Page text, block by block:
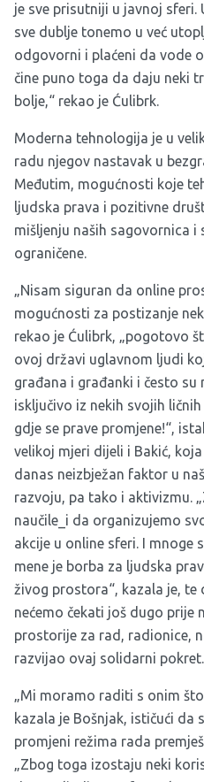
je sve prisutniji u javnoj
sve dublje tonemo u već
odgovorni i plaćeni da vode
čine puno toga da daju neki
bolje,“ rekao je Ćulibrk.
Moderna tehnologija je u
radu njegov nastavak u
Međutim, mogućnosti koje
ljudska prava i pozitivne
mišljenju naših sagovornica i
ograničene.
„Nisam siguran da online
mogućnosti za postizanje
rekao je Ćulibrk, „pogotovo
ovoj državi uglavnom ljudi
građana i građanki i često
isključivo iz nekih svojih
gdje se prave promjene!“,
velikoj mjeri dijeli i Bakić,
danas neizbježan faktor u
razvoju, pa tako i aktivizmu.
naučile_i da organizujemo
akcije u online sferi. I mnoge
mene je borba za ljudska
živog prostora“, kazala je, te
nećemo čekati još dugo prije
prostorije za rad, radionice,
razvijao ovaj solidarni pokret.
„Mi moramo raditi s onim
kazala je Bošnjak, ističući da
promjeni režima rada
„Zbog toga izostaju neki